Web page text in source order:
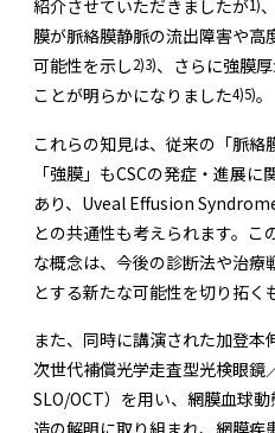
紹介させていただきましたが
膜が脈絡膜静脈の流出障害や高
可能性を示し2)3)、さらに強膜
ことが明らかになりました4)5)。
これらの知見は、従来の「脈絡
「強膜」もCSCの発症・進展
あり、Uveal Effusion
との共通性も考えられます。
な概念は、今後の診断法や治療
とする新たな可能性を切り拓く
また、同時に講演された加登本
次世代補償光学走査型光検眼鏡
SLO/OCT）を用い、網膜血球